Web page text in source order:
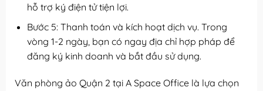
hỗ trợ ký điện tử tiện lợi.
Bước 5: Thanh toán và kích hoạt dịch vụ. Trong
vòng 1-2 ngày, bạn có ngay địa chỉ hợp pháp để
đăng ký kinh doanh và bắt đầu sử dụng.
Văn phòng ảo Quận 2 tại A Space Office là lựa chọn